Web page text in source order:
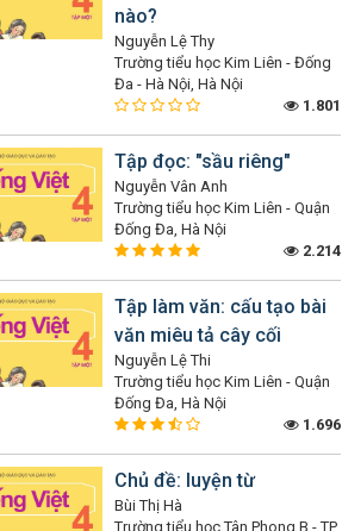
nào?
Nguyễn Lệ Thy
Trường tiểu học Kim Liên - Đống
Đa - Hà Nội, Hà Nội
1.801
Tập đọc: "sầu riêng"
Nguyễn Vân Anh
Trường tiểu học Kim Liên - Quận
Đống Đa, Hà Nội
2.214
Tập làm văn: cấu tạo bài
văn miêu tả cây cối
Nguyễn Lệ Thi
Trường tiểu học Kim Liên - Quận
Đống Đa, Hà Nội
1.696
Chủ đề: luyện từ
Bùi Thị Hà
Trường tiểu học Tân Phong B - TP